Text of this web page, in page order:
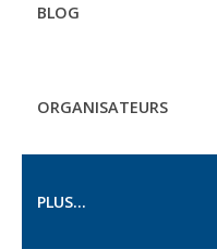
BLOG
ORGANISATEURS
PLUS...